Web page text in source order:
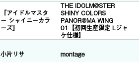
『アイドルマスタ
ー シャイニーカラ
ーズ』
THE IDOLM@STER
SHINY COLORS
PANOR@MA WING
01【初回生産限定 Lジャ
ケ仕様】
小片リサ montage